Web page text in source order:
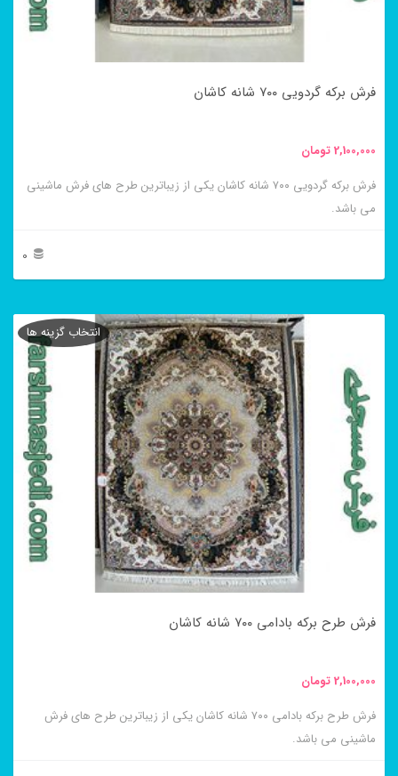
صفحه
انتخاب
شوند
فرش برکه گردویی ۷۰۰ شانه کاشان
2,100,000تومان
فرش برکه گردویی ۷۰۰ شانه کاشان یکی از زیباترین طرح های فرش ماشینی
می باشد.
0
محصول
مختلفی
باشد.
گزینه
ها
صفحه
انتخاب
شوند
فرش طرح برکه بادامی ۷۰۰ شانه کاشان
2,100,000تومان
فرش طرح برکه بادامی ۷۰۰ شانه کاشان یکی از زیباترین طرح های فرش
ماشینی می باشد.
انتخاب گزینه ها